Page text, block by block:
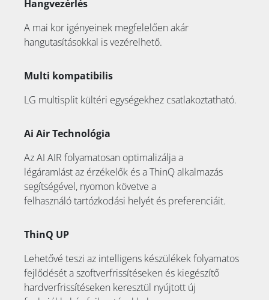
Hangvezérlés
A mai kor igényeinek megfelelően akár
hangutasításokkal is vezérelhető.
Multi kompatibilis
LG multisplit kültéri egységekhez csatlakoztatható.
Ai Air Technológia
Az AI AIR folyamatosan optimalizálja a
légáramlást az érzékelők és a ThinQ alkalmazás
segítségével, nyomon követve a
felhasználó tartózkodási helyét és preferenciáit.
ThinQ UP
Lehetővé teszi az intelligens készülékek folyamatos
fejlődését a szoftverfrissítéseken és kiegészítő
hardverfrissítéseken keresztül nyújtott új